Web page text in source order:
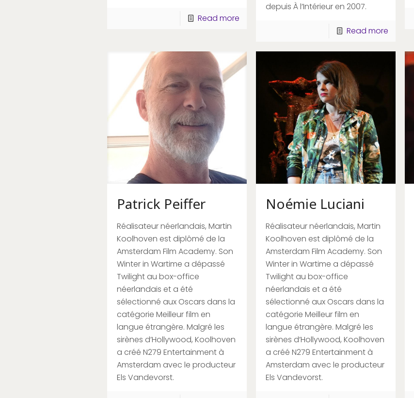
Read more
depuis À l’Intérieur en 2007.
Read more
Patrick Peiffer
Réalisateur néerlandais, Martin
Koolhoven est diplômé de la
Amsterdam Film Academy. Son
Winter in Wartime a dépassé
Twilight au box-office
néerlandais et a été
sélectionné aux Oscars dans la
catégorie Meilleur film en
langue étrangère. Malgré les
sirènes d’Hollywood, Koolhoven
a créé N279 Entertainment à
Amsterdam avec le producteur
Els Vandevorst.
Noémie Luciani
Réalisateur néerlandais, Martin
Koolhoven est diplômé de la
Amsterdam Film Academy. Son
Winter in Wartime a dépassé
Twilight au box-office
néerlandais et a été
sélectionné aux Oscars dans la
catégorie Meilleur film en
langue étrangère. Malgré les
sirènes d’Hollywood, Koolhoven
a créé N279 Entertainment à
Amsterdam avec le producteur
Els Vandevorst.